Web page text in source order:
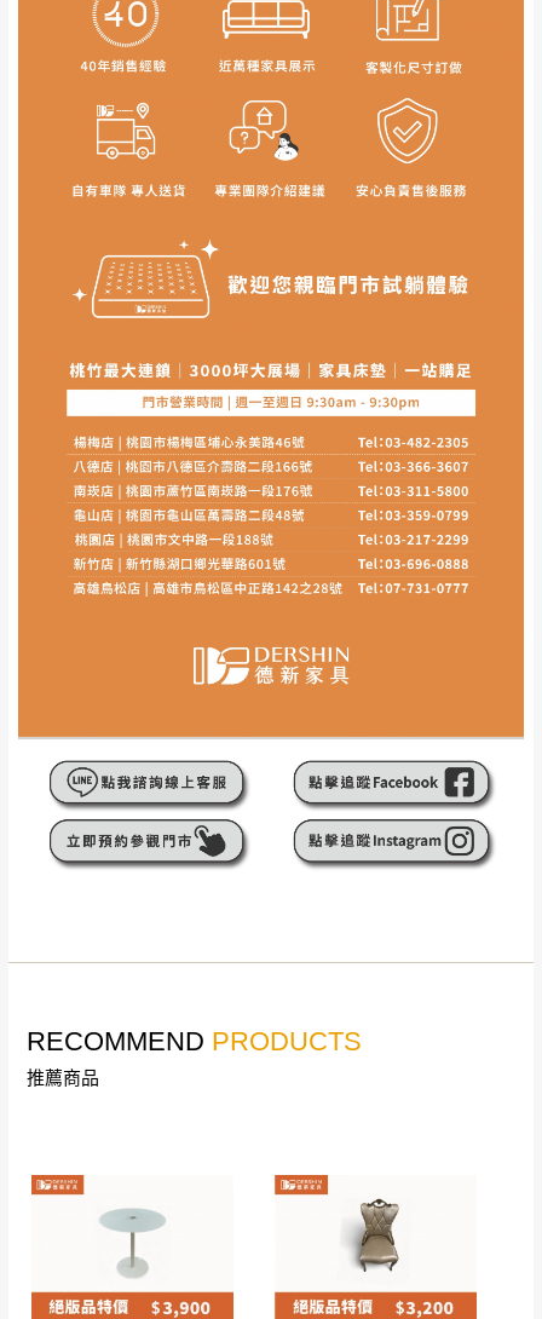
加收說明
。
本司貨車運送如因路況不佳、天候惡劣、過於偏遠之
山區內等，或收貨地點搬運過於困難等因素，導致無
狀況保有出貨的權利。
保護物流人員的工作安全，賣家無提供吊掛服務，若
需以吊車或其他的吊掛方式吊運，費用將由買方自行
支付。
因大型傢俱有組裝、配送的問題，並非一般快速到貨
商品，無法指定特定時間送達，司機當天到貨前皆會
再與您通知，讓您不用整天在家等貨，以免浪費你的
寶貴時間。
事，而危及運送人員輸送之安全，本司得視狀況延後
或停止運送服務。
遇百貨周年慶期間，恕暫停百貨公司相關運送 》
無回收家具服務，若需回收家俱可聯絡當地請清潔隊
回收,免付費清運專線：0800-085-717
際商品的顏色、質感稍有不同，如因此而需
退換貨，
需自付來回運費及人資成本，請您
訂購前詳加確認。(包含商品尺寸是否合適)。
訂購前請確認商品尺寸，大型物件因為人工
丈量，難免會有些許誤差值(約正負0.5CM)
內通知客服人員(Line@ ID：
須保持商品全新狀態與完整包裝。鑑賞期間
若發生非本司因素致使之汙損破壞，恕無法
台北市、新北市地區固定每周(三)、(日)兩天
收送貨，敬請見諒！
本公司部份商品無維修服務，超過7日鑑賞
期，商品使用年限，因客人使用習慣、居家
環境不同。若屬人為因素導致商品損壞、零
件短缺，則維修、搬運費用，需由消費者自
行吸收(另事先與消費者報價，消費者同意將
到貨7日內為鑑賞期(注意:鑑賞期非試用期)，
若非商品品質瑕疵問題於鑑賞期內退貨之情
如欲放置營業場所及公開場合之商品則無享
有商品一年保固之服務。
▪️訂單成立時請儘速於三日內完成付款，交易恕不
殺價，商品均已最低價格售出，且在特定時日會給
予保留(訂單自動取消)。
RECOMMEND PRODUCTS
推薦商品